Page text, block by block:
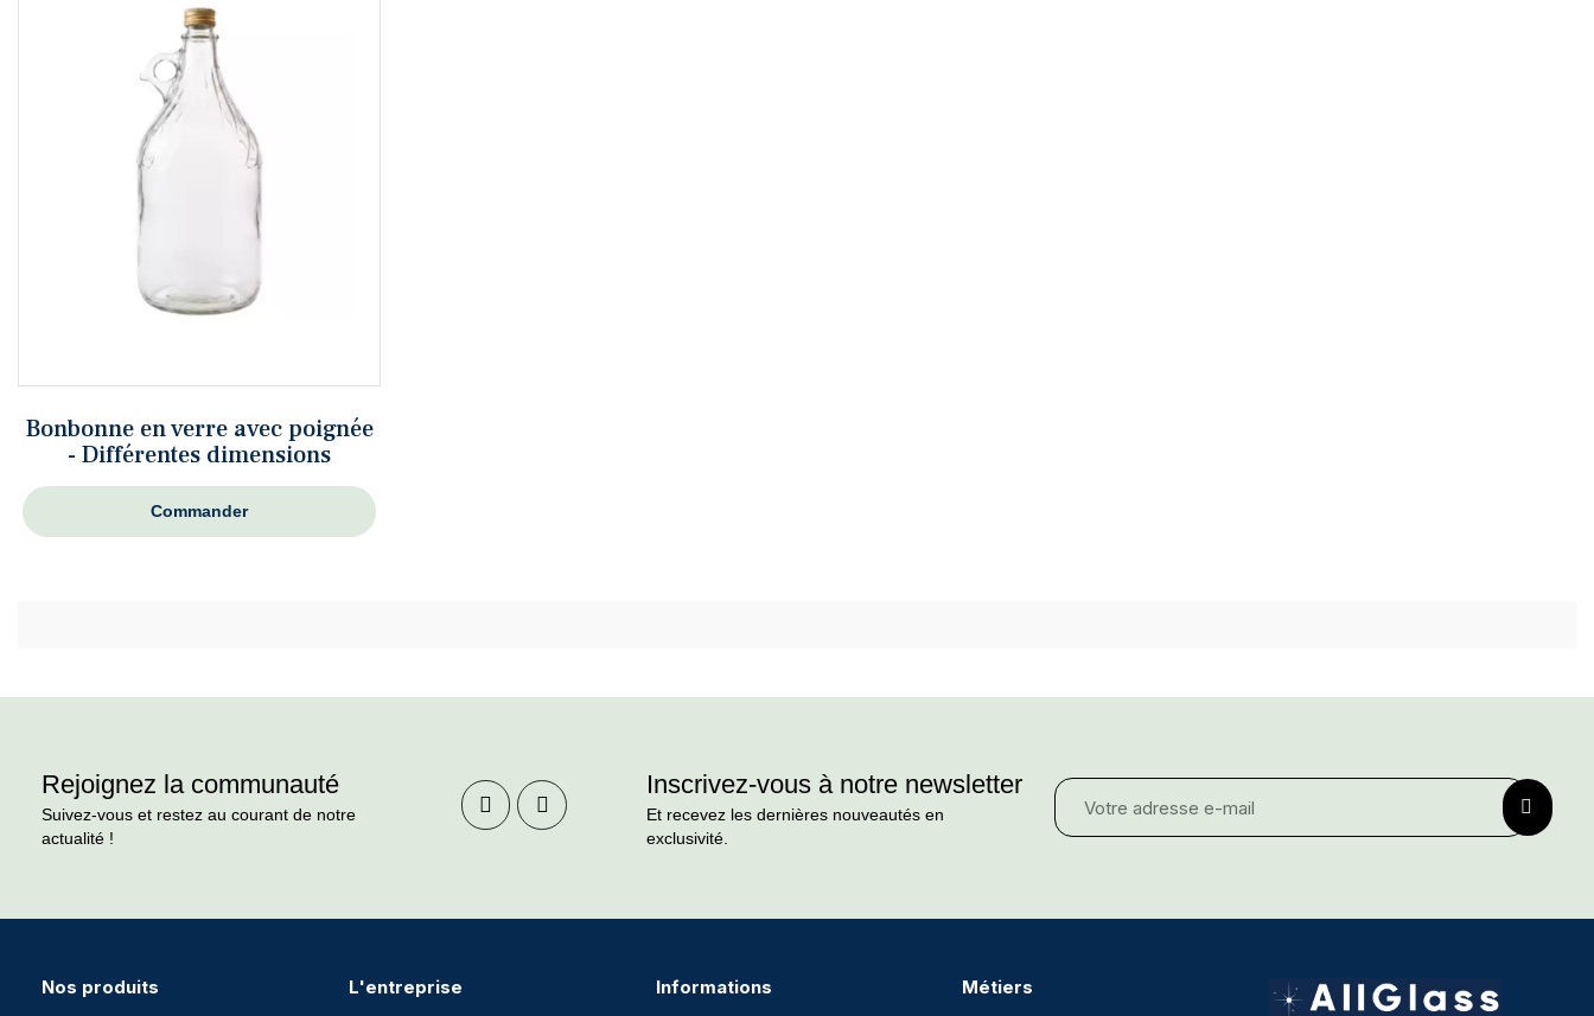
Bonbonne en verre avec poignée
- Différentes dimensions
Commander
Rejoignez la communauté
Suivez-vous et restez au courant de notre
actualité !
Inscrivez-vous à notre newsletter
Et recevez les dernières nouveautés en
exclusivité.
Nos produits L'entreprise Informations Métiers